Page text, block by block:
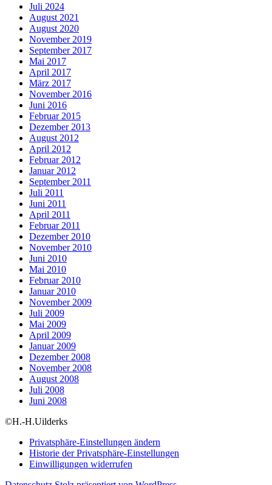
Juli 2024
August 2021
August 2020
November 2019
September 2017
Mai 2017
April 2017
März 2017
November 2016
Juni 2016
Februar 2015
Dezember 2013
August 2012
April 2012
Februar 2012
Januar 2012
September 2011
Juli 2011
Juni 2011
April 2011
Februar 2011
Dezember 2010
November 2010
Juni 2010
Mai 2010
Februar 2010
Januar 2010
November 2009
Juli 2009
Mai 2009
April 2009
Januar 2009
Dezember 2008
November 2008
August 2008
Juli 2008
Juni 2008
©H.-H.Uilderks
Privatsphäre-Einstellungen ändern
Historie der Privatsphäre-Einstellungen
Einwilligungen widerrufen